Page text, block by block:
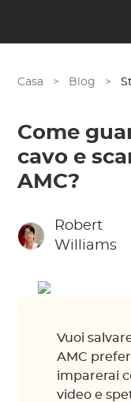
Casa > Blog >
Come
cavo e
AMC?
Robert
Williams
Vuoi
AMC
imparerai
video e